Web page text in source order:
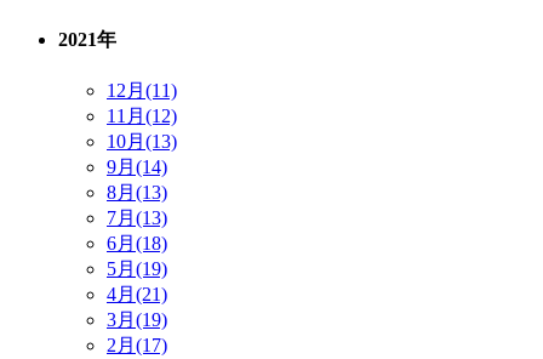
2021年
12月(11)
11月(12)
10月(13)
9月(14)
8月(13)
7月(13)
6月(18)
5月(19)
4月(21)
3月(19)
2月(17)